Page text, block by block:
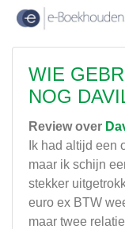
WIE
NOG
Review over
Ik had altijd een
maar ik schijn
stekker
euro ex BTW
maar twee